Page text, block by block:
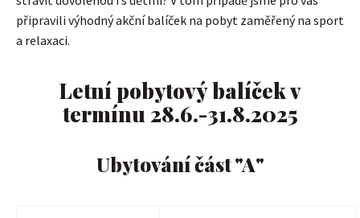
připravili výhodný akční balíček na pobyt zaměřený na sport
a relaxaci.
Letní pobytový balíček v
termínu 28.6.-31.8.2025
Ubytování část "A"